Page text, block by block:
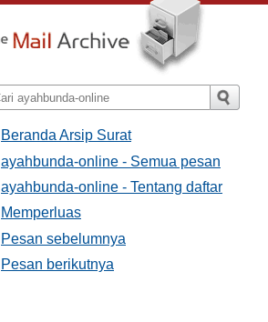
Beranda Arsip Surat
ayahbunda-online - Semua pesan
ayahbunda-online - Tentang daftar
Memperluas
Pesan sebelumnya
Pesan berikutnya